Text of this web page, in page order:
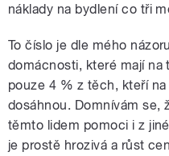
náklady na bydlení co tři
To číslo je dle mého
domácnosti, které mají
pouze 4 % z těch, kteří
dosáhnou. Domnívám se,
těmto lidem pomoci i z
je prostě hrozivá a růst